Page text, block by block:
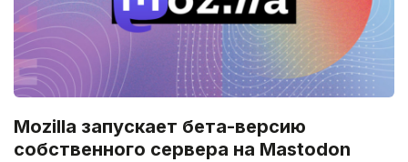
Mozilla запускает бета-версию
собственного сервера на Mastodon